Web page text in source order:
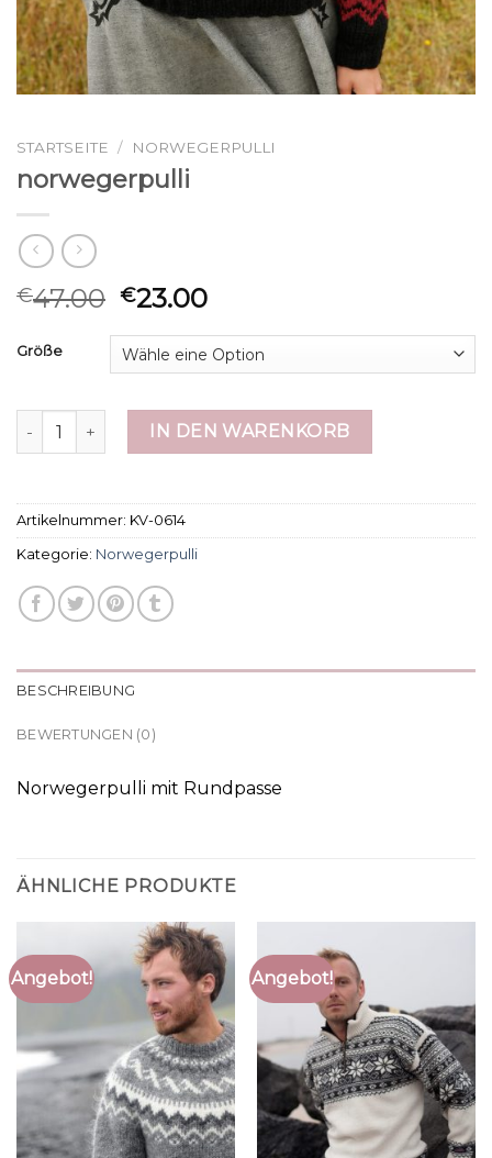
STARTSEITE / NORWEGERPULLI
norwegerpulli
€47.00 €23.00
Größe
norwegerpulli MengeIN DEN WARENKORB
Artikelnummer: KV-0614
Kategorie: Norwegerpulli
BESCHREIBUNG
BEWERTUNGEN (0)
Norwegerpulli mit Rundpasse
ÄHNLICHE PRODUKTE
Angebot! Angebot!